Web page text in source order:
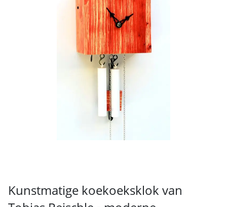
Kunstmatige koekoeksklok van